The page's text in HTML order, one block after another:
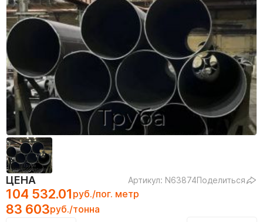
ЦЕНА Артикул: N63874Поделиться
104 532.01 руб./пог. метр
83 603руб./тонна